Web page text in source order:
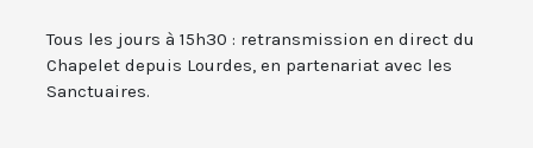
Tous les jours à 15h30 : retransmission en direct du
Chapelet depuis Lourdes, en partenariat avec les
Sanctuaires.